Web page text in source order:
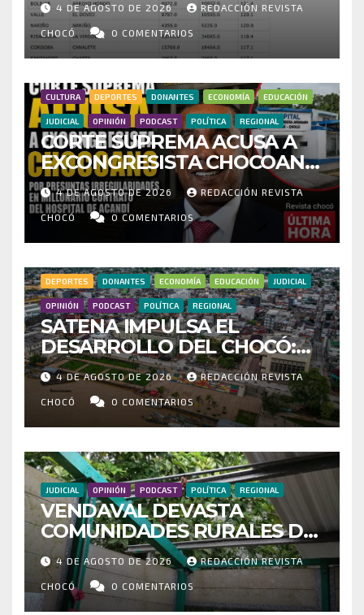
CENSO ELECTORAL Y PIDE
INVESTIGAR PRESUNTO
FRAUDE
4 DE AGOSTO DE 2026 REDACCIÓN REVISTA
CHOCÓ 0 COMENTARIOS
CULTURA DEPORTES DONANTES ECONOMÍA EDUCACIÓN
JUDICIAL OPINIÓN PODCAST POLÍTICA REGIONAL
CORTE SUPREMA ACUSA A
EXCONGRESISTA CHOCOANO
POR PRESUNTAS
IRREGULARIDADES EN
MILLONARIO CONTRATO DEL
HOSPITAL DE ACANDÍ
4 DE AGOSTO DE 2026 REDACCIÓN REVISTA
CHOCÓ 0 COMENTARIOS
DEPORTES DONANTES ECONOMÍA EDUCACIÓN JUDICIAL
OPINIÓN PODCAST POLÍTICA REGIONAL
SATENA IMPULSA EL
DESARROLLO DEL CHOCÓ:
MÁS DE 35 MIL PASAJEROS
MOVILIZADOS Y NUEVAS
RUTAS FORTALECEN LA
CONECTIVIDAD
4 DE AGOSTO DE 2026 REDACCIÓN REVISTA
CHOCÓ 0 COMENTARIOS
JUDICIAL OPINIÓN PODCAST POLÍTICA REGIONAL
VENDAVAL DEVASTA
COMUNIDADES RURALES DE
RIOSUCIO: ESCUELAS,
VIVIENDAS Y CEMENTERIO
ENTRE LOS AFECTADOS
4 DE AGOSTO DE 2026 REDACCIÓN REVISTA
CHOCÓ 0 COMENTARIOS